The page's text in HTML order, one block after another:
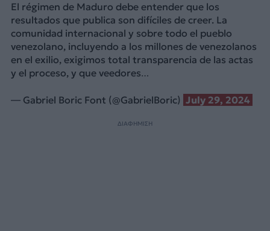
El régimen de Maduro debe entender que los
resultados que publica son difíciles de creer. La
comunidad internacional y sobre todo el pueblo
venezolano, incluyendo a los millones de venezolanos
en el exilio, exigimos total transparencia de las actas
y el proceso, y que veedores…
— Gabriel Boric Font (@GabrielBoric) July 29, 2024
ΔΙΑΦΗΜΙΣΗ